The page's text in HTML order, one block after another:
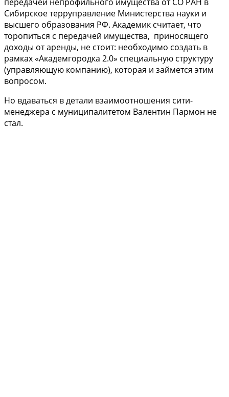
Сибирское терруправление Министерства науки и
высшего образования РФ. Академик считает, что
торопиться с передачей имущества, приносящего
доходы от аренды, не стоит: необходимо создать в
рамках «Академгородка 2.0» специальную структуру
(управляющую компанию), которая и займется этим
вопросом.
Но вдаваться в детали взаимоотношения сити-
менеджера с муниципалитетом Валентин Пармон не
стал.